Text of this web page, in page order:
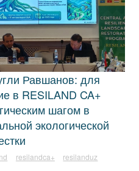
Равшанов: для
в RESILAND CA+
шагом в
экологической
resilandca+ resilanduz